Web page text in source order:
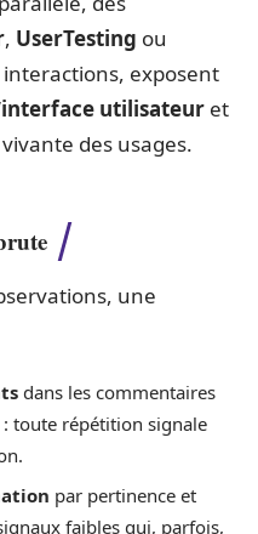
, UserTesting ou
exposent
interface utilisateur et
des usages.
une
dans les commentaires
toute répétition signale
par pertinence et
faibles qui, parfois,